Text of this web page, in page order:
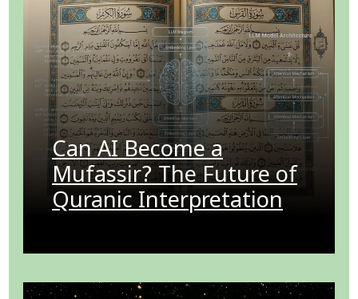
Can AI Become a
Mufassir? The Future of
Quranic Interpretation